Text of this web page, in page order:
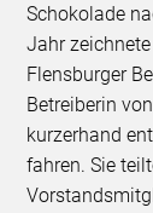
Schokolade
Jahr
Flensburger
Betreiberin
kurzerhand
fahren. Sie